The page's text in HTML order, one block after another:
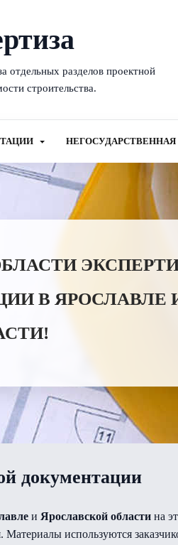
отдельных разделов проектной
строительства.
НЕГОСУДАРСТВЕННАЯ
В ЯРОСЛАВЛЕ
документации
и Ярославской области на
используются